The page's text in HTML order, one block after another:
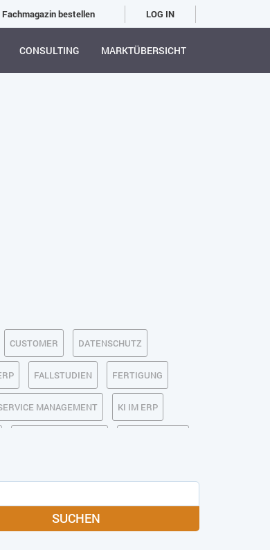
Fachmagazin bestellen LOG IN
CONSULTING MARKTÜBERSICHT
CUSTOMER DATENSCHUTZ
FALLSTUDIEN FERTIGUNG
MANAGEMENT KI IM ERP
SUCHEN